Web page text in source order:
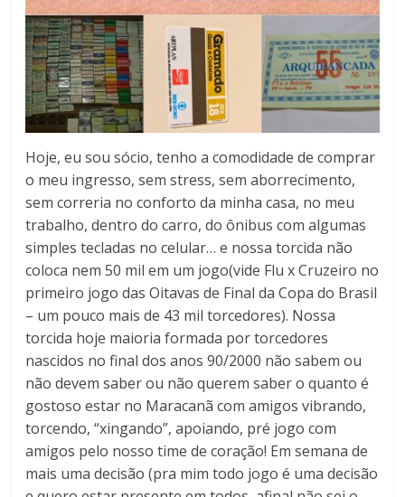
Hoje, eu sou sócio, tenho a comodidade de comprar
o meu ingresso, sem stress, sem aborrecimento,
sem correria no conforto da minha casa, no meu
trabalho, dentro do carro, do ônibus com algumas
simples tecladas no celular… e nossa torcida não
coloca nem 50 mil em um jogo(vide Flu x Cruzeiro no
primeiro jogo das Oitavas de Final da Copa do Brasil
– um pouco mais de 43 mil torcedores). Nossa
torcida hoje maioria formada por torcedores
nascidos no final dos anos 90/2000 não sabem ou
não devem saber ou não querem saber o quanto é
gostoso estar no Maracanã com amigos vibrando,
torcendo, “xingando”, apoiando, pré jogo com
amigos pelo nosso time de coração! Em semana de
mais uma decisão (pra mim todo jogo é uma decisão